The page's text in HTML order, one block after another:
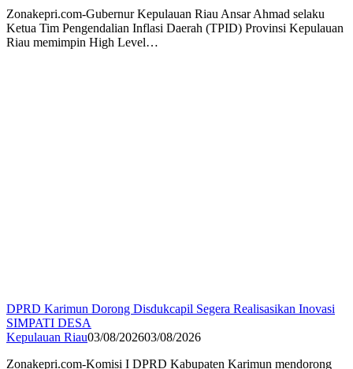
Zonakepri.com-Gubernur Kepulauan Riau Ansar Ahmad selaku
Ketua Tim Pengendalian Inflasi Daerah (TPID) Provinsi Kepulauan
Riau memimpin High Level…
DPRD Karimun Dorong Disdukcapil Segera Realisasikan Inovasi
SIMPATI DESA
Kepulauan Riau03/08/202603/08/2026
Zonakepri.com-Komisi I DPRD Kabupaten Karimun mendorong